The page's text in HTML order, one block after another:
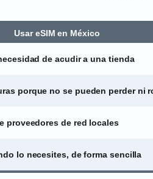
Usar eSIM en México
de acudir a una tienda
porque no se pueden perder ni
proveedores de red locales
lo necesites, de forma sencilla